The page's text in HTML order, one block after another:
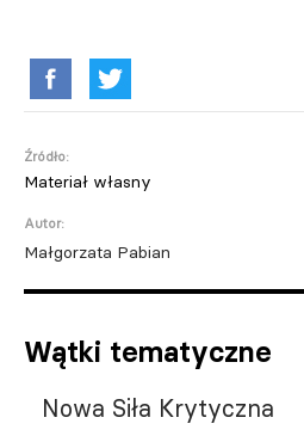
Źródło:
Materiał własny
Autor:
Małgorzata Pabian
Wątki tematyczne
Nowa Siła Krytyczna